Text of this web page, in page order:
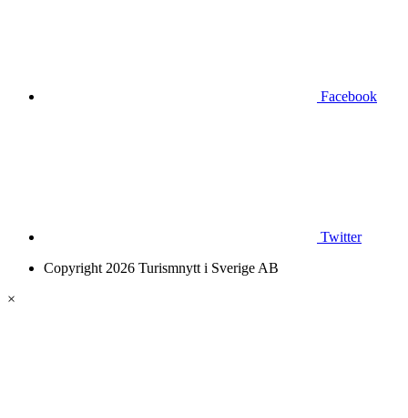
Facebook
Twitter
Copyright 2026 Turismnytt i Sverige AB
×